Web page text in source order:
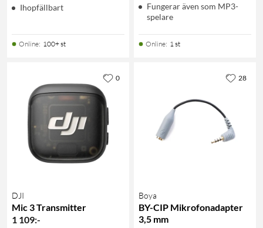
Ihopfällbart
Online: 100+ st
Fungerar även som MP3-
spelare
Online: 1 st
DJI
Mic 3 Transmitter
1 109:-
0
Boya
BY-CIP Mikrofonadapter
3,5 mm
28